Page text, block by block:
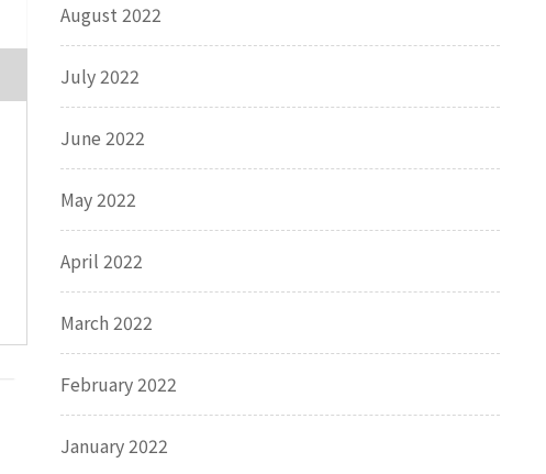
August 2022
July 2022
June 2022
May 2022
April 2022
March 2022
February 2022
January 2022